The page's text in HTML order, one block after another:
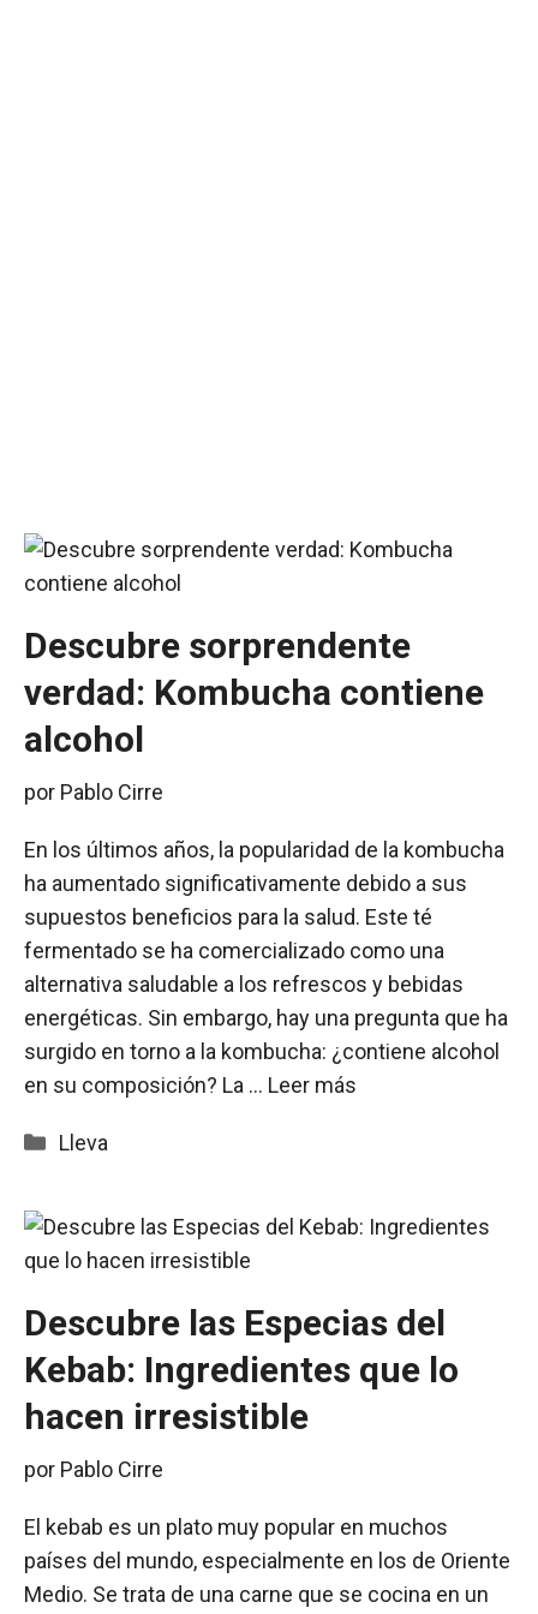
Descubre sorprendente
verdad: Kombucha contiene
alcohol
por Pablo Cirre
En los últimos años, la popularidad de la kombucha
ha aumentado significativamente debido a sus
supuestos beneficios para la salud. Este té
fermentado se ha comercializado como una
alternativa saludable a los refrescos y bebidas
energéticas. Sin embargo, hay una pregunta que ha
surgido en torno a la kombucha: ¿contiene alcohol
en su composición? La … Leer más
Categorías
Lleva
Descubre las Especias del
Kebab: Ingredientes que lo
hacen irresistible
por Pablo Cirre
El kebab es un plato muy popular en muchos
países del mundo, especialmente en los de Oriente
Medio. Se trata de una carne que se cocina en un